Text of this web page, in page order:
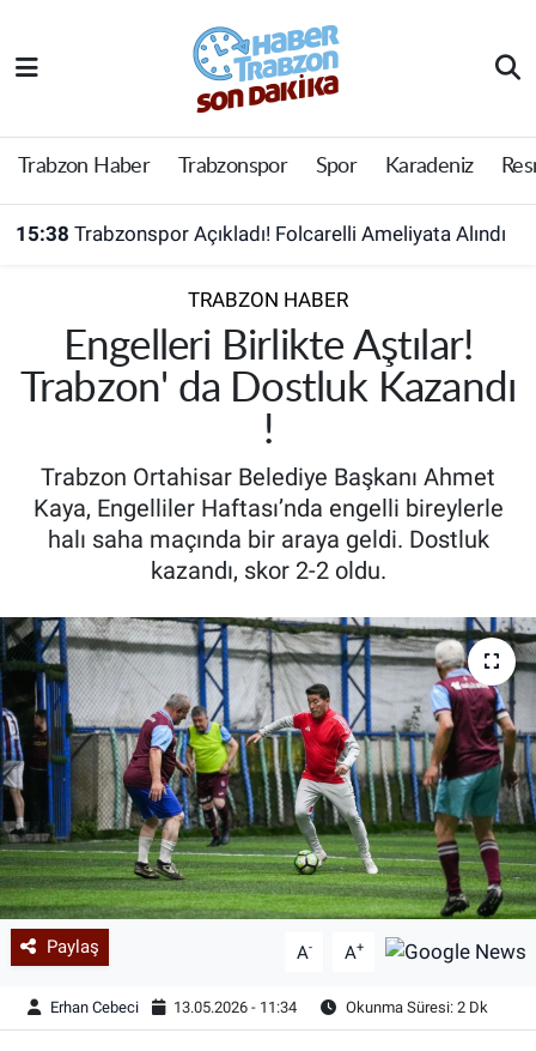
Trabzon Haber Trabzonspor Spor Karadeniz
15:38 Trabzonspor Açıkladı! Folcarelli Ameliyata Alındı
TRABZON HABER
Engelleri Birlikte Aştılar!
Trabzon' da Dostluk Kazandı
!
Trabzon Ortahisar Belediye Başkanı Ahmet
Kaya, Engelliler Haftası’nda engelli bireylerle
halı saha maçında bir araya geldi. Dostluk
kazandı, skor 2-2 oldu.
Paylaş A- A+
Erhan Cebeci 13.05.2026 - 11:34 Okunma Süresi: 2 Dk
Trabzon Haber
Trabzonspor
Resmi Reklam
Yazarlar
Trabzon Nöbetçi Eczaneler
Trabzon Hava Durumu
Süper Lig Puan Durumu ve Fikstür
Tüm Manşetler
Haber Arşivi